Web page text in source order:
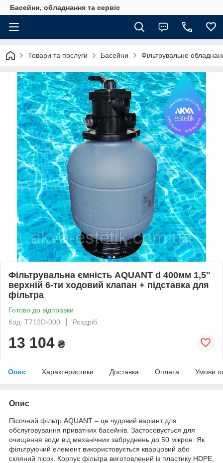
Басейни, обладнання та сервіс
Товари та послуги Басейни Фільтрувальне
Фільтрувальна ємність AQUANT d 400мм 1,5"
верхній 6-ти ходовий клапан + підставка для
фільтра
Готово до відправки
Код: T712D-000
Роздріб
13 104 ₴
Опис Характеристики Доставка Оплата Умови
Опис
Пісочний фільтр AQUANT – це чудовий варіант для
обслуговування приватних басейнів. Застосовується для
очищення води від механічних забруднень до 50 мікрон. Як
фільтруючий елемент використовується кварцовий або
скляний пісок. Корпус фільтра виготовлений із пластику HDPE,